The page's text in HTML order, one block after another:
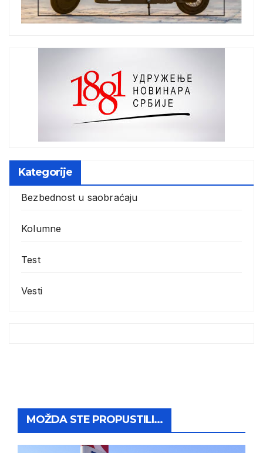
Kategorije
Bezbednost u saobraćaju
Kolumne
Test
Vesti
MOŽDA STE PROPUSTILI...